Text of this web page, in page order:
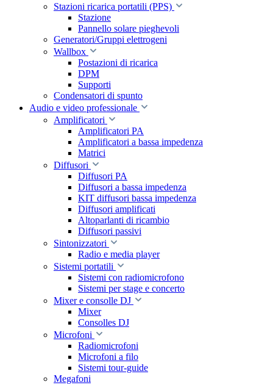
Stazioni ricarica portatili (PPS)
Stazione
Pannello solare pieghevoli
Generatori/Gruppi elettrogeni
Wallbox
Postazioni di ricarica
DPM
Supporti
Condensatori di spunto
Audio e video professionale
Amplificatori
Amplificatori PA
Amplificatori a bassa impedenza
Matrici
Diffusori
Diffusori PA
Diffusori a bassa impedenza
KIT diffusori bassa impedenza
Diffusori amplificati
Altoparlanti di ricambio
Diffusori passivi
Sintonizzatori
Radio e media player
Sistemi portatili
Sistemi con radiomicrofono
Sistemi per stage e concerto
Mixer e consolle DJ
Mixer
Consolles DJ
Microfoni
Radiomicrofoni
Microfoni a filo
Sistemi tour-guide
Megafoni